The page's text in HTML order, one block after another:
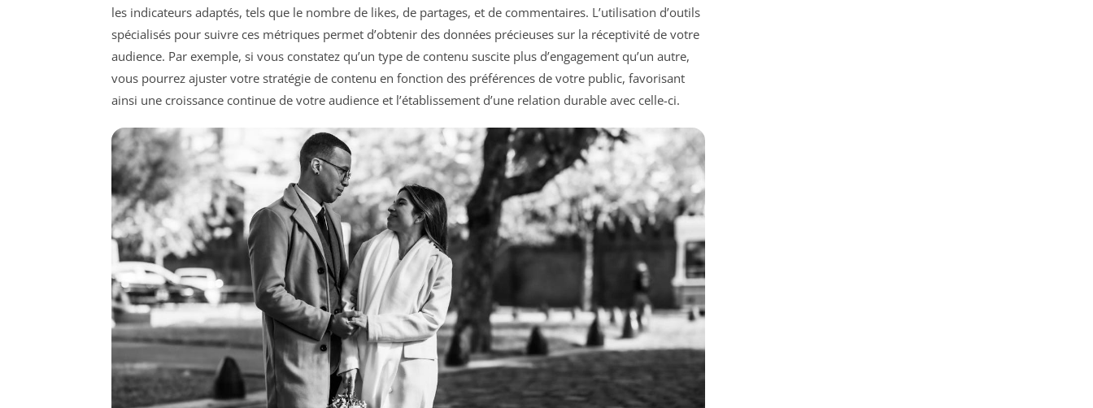
les indicateurs adaptés, tels que le nombre de likes, de partages, et de commentaires. L’utilisation d’outils
spécialisés pour suivre ces métriques permet d’obtenir des données précieuses sur la réceptivité de votre
audience. Par exemple, si vous constatez qu’un type de contenu suscite plus d’engagement qu’un autre,
vous pourrez ajuster votre stratégie de contenu en fonction des préférences de votre public, favorisant
ainsi une croissance continue de votre audience et l’établissement d’une relation durable avec celle-ci.